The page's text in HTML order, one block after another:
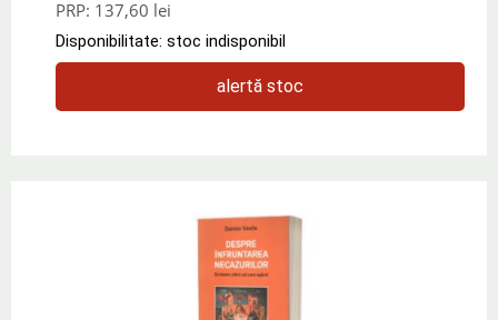
PRP: 137,60 lei
Disponibilitate: stoc indisponibil
alertă stoc